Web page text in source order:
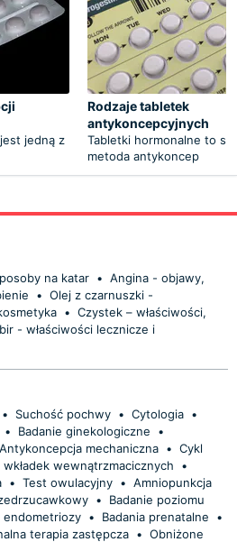
jedną z
Rodzaje tabletek
antykoncepcyjnych
Tabletki hormonalne to
metoda antykoncep
na katar • Angina - objawy,
• Olej z czarnuszki -
• Czystek – właściwości,
- właściwości lecznicze i
• Suchość pochwy • Cytologia •
• Badanie ginekologiczne
•
Antykoncepcja mechaniczna • Cykl
wkładek wewnątrzmacicznych
•
• Test owulacyjny • Amniopunkcja
•
Badanie poziomu
endometriozy • Badania prenatalne
•
terapia zastępcza • Obniżone